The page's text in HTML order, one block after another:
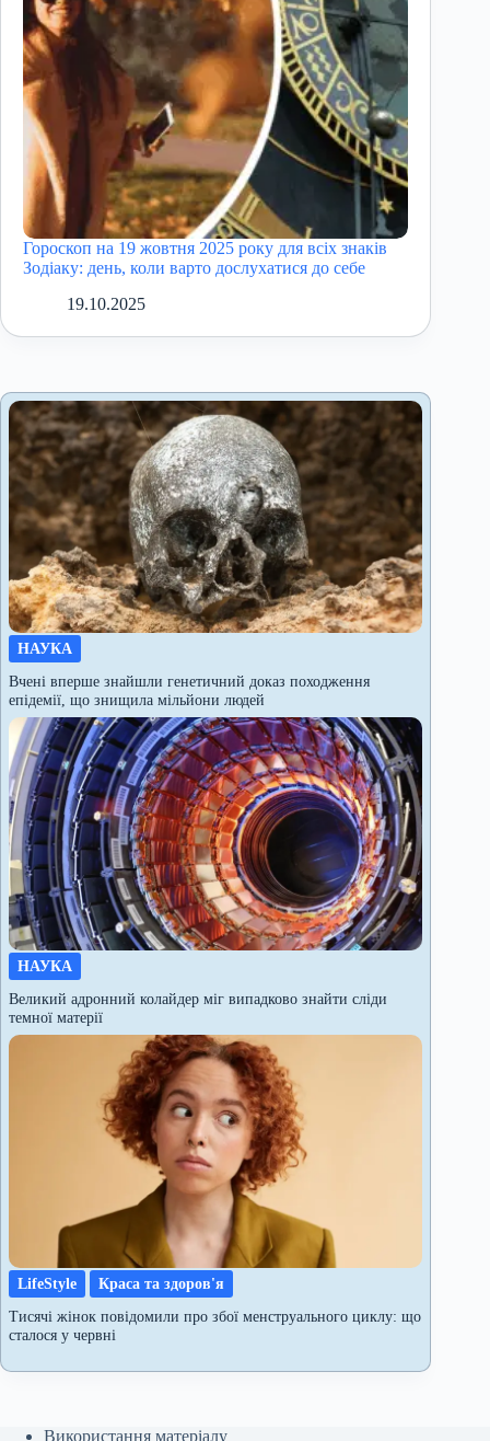
Гороскоп на 19 жовтня 2025 року для всіх знаків
Зодіаку: день, коли варто дослухатися до себе
19.10.2025
НАУКА
Вчені вперше знайшли генетичний доказ походження
епідемії, що знищила мільйони людей
НАУКА
Великий адронний колайдер міг випадково знайти сліди
темної матерії
LifeStyle
Краса та здоров'я
Тисячі жінок повідомили про збої менструального циклу: що
сталося у червні
Використання матеріалу